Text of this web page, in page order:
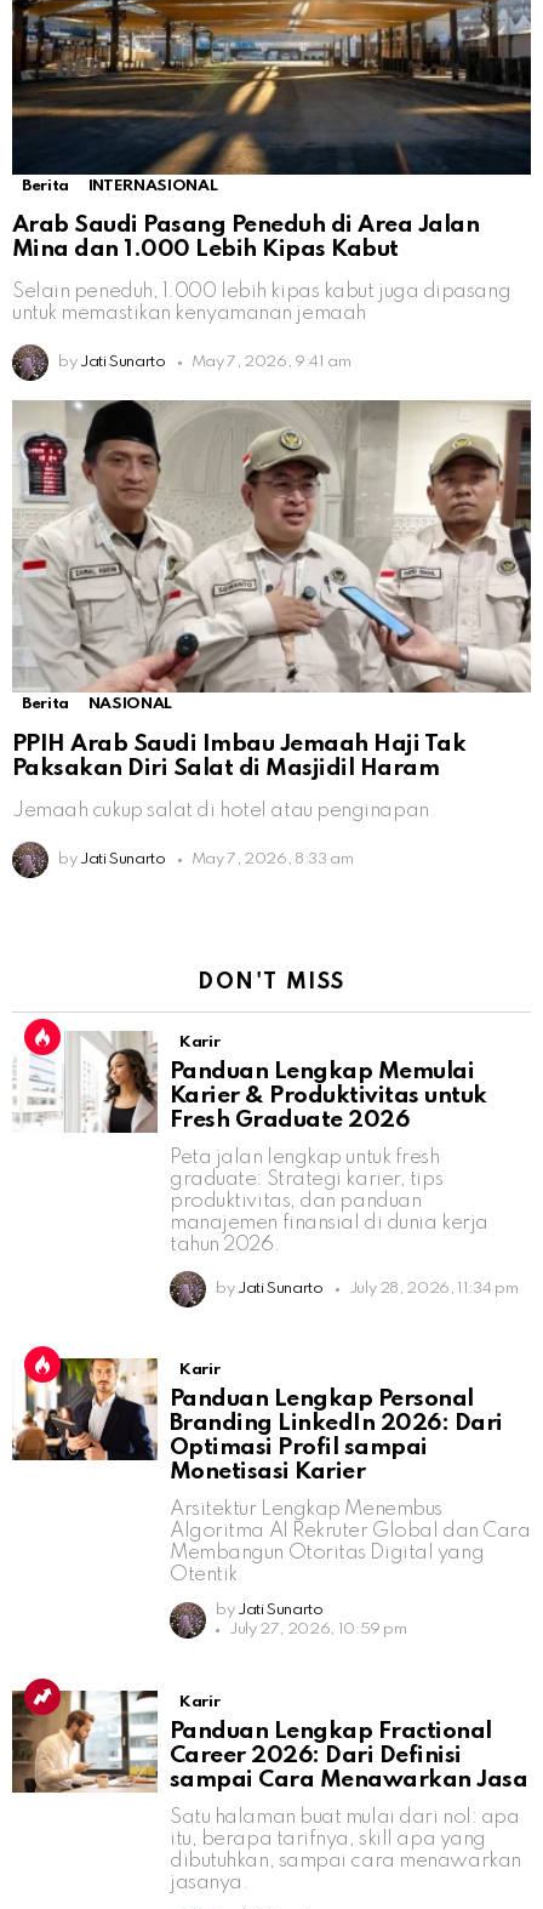
Berita INTERNASIONAL
Arab Saudi Pasang Peneduh di Area Jalan
Mina dan 1.000 Lebih Kipas Kabut
Selain peneduh, 1.000 lebih kipas kabut juga dipasang
untuk memastikan kenyamanan jemaah
by Jati Sunarto May 7, 2026, 9:41 am
Berita NASIONAL
PPIH Arab Saudi Imbau Jemaah Haji Tak
Paksakan Diri Salat di Masjidil Haram
Jemaah cukup salat di hotel atau penginapan
by Jati Sunarto May 7, 2026, 8:33 am
DON'T MISS
Karir
Panduan Lengkap Memulai
Karier & Produktivitas untuk
Fresh Graduate 2026
Peta jalan lengkap untuk fresh
graduate: Strategi karier, tips
produktivitas, dan panduan
manajemen finansial di dunia kerja
tahun 2026.
by Jati Sunarto July 28, 2026, 11:34 pm
Karir
Panduan Lengkap Personal
Branding LinkedIn 2026: Dari
Optimasi Profil sampai
Monetisasi Karier
Arsitektur Lengkap Menembus
Algoritma AI Rekruter Global dan Cara
Membangun Otoritas Digital yang
Otentik
by Jati Sunarto
July 27, 2026, 10:59 pm
Karir
Panduan Lengkap Fractional
Career 2026: Dari Definisi
sampai Cara Menawarkan Jasa
Satu halaman buat mulai dari nol: apa
itu, berapa tarifnya, skill apa yang
dibutuhkan, sampai cara menawarkan
jasanya.